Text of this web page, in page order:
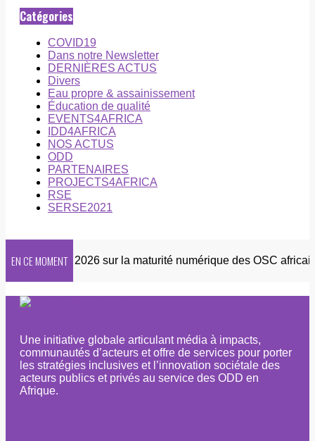
Catégories
COVID19
Dans notre Newsletter
DERNIÈRES ACTUS
Divers
Eau propre & assainissement
Éducation de qualité
EVENTS4AFRICA
IDD4AFRICA
NOS ACTUS
ODD
PARTENAIRES
PROJECTS4AFRICA
RSE
SERSE2021
EN CE MOMENT
Enquête 2026 sur la maturité numérique des OSC africaines
Une initiative globale articulant média à impacts,
communautés d’acteurs et offre de services pour porter
les stratégies inclusives et l’innovation sociétale des
acteurs publics et privés au service des ODD en
Afrique.